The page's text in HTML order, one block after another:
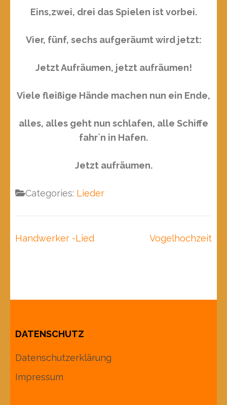
Eins,zwei, drei das Spielen ist vorbei.
Vier, fünf, sechs aufgeräumt wird jetzt:
Jetzt Aufräumen, jetzt aufräumen!
Viele fleißige Hände machen nun ein Ende,
alles, alles geht nun schlafen, alle Schiffe
fahr`n in Hafen.
Jetzt aufräumen.
Categories: Lieder
Beitragsnavigation
Handwerker -Lied Vogelhochzeit
DATENSCHUTZ
Datenschutzerklärung
Impressum